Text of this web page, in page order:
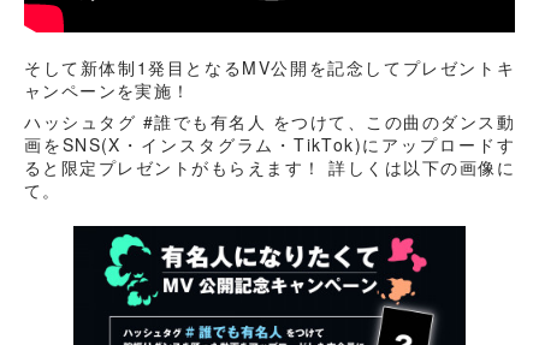
そして新体制1発目となるMV公開を記念してプレゼントキ
ャンペーンを実施！
ハッシュタグ #誰でも有名人 をつけて、この曲のダンス動
画をSNS(X・インスタグラム・TikTok)にアップロードす
ると限定プレゼントがもらえます！ 詳しくは以下の画像に
て。